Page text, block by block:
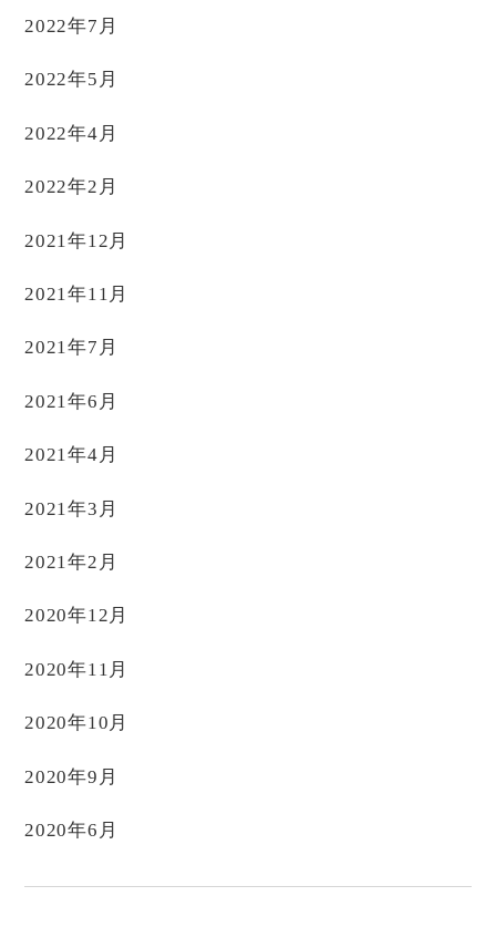
2022年7月
2022年5月
2022年4月
2022年2月
2021年12月
2021年11月
2021年7月
2021年6月
2021年4月
2021年3月
2021年2月
2020年12月
2020年11月
2020年10月
2020年9月
2020年6月